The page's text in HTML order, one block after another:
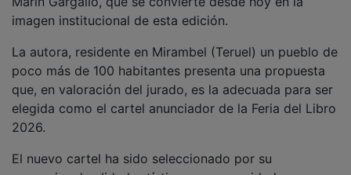
imagen institucional de esta edición.
poco más de 100 habitantes presenta una propuesta
que, en valoración del jurado, es la adecuada para ser
elegida como el cartel anunciador de la Feria del Libro
2026.
excepcional calidad artística y su capacidad para